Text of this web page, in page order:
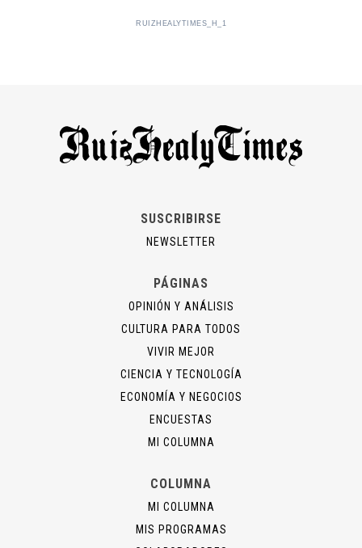
RUIZHEALYTIMES_H_1
SUSCRIBIRSE
NEWSLETTER
PÁGINAS
OPINIÓN Y ANÁLISIS
CULTURA PARA TODOS
VIVIR MEJOR
CIENCIA Y TECNOLOGÍA
ECONOMÍA Y NEGOCIOS
ENCUESTAS
MI COLUMNA
COLUMNA
MI COLUMNA
MIS PROGRAMAS